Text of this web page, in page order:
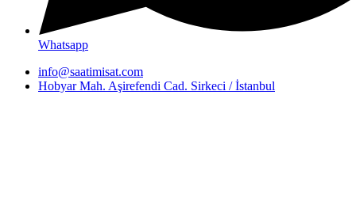
Whatsapp
info@saatimisat.com
Hobyar Mah. Aşirefendi Cad. Sirkeci / İstanbul